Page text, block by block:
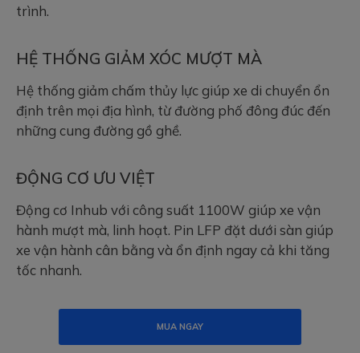
trình.
HỆ THỐNG GIẢM XÓC MƯỢT MÀ
Hệ thống giảm chấm thủy lực giúp xe di chuyển ổn
định trên mọi địa hình, từ đường phố đông đúc đến
những cung đường gồ ghề.
ĐỘNG CƠ ƯU VIỆT
Động cơ Inhub với công suất 1100W giúp xe vận
hành mượt mà, linh hoạt. Pin LFP đặt dưới sàn giúp
xe vận hành cân bằng và ổn định ngay cả khi tăng
tốc nhanh.
MUA NGAY